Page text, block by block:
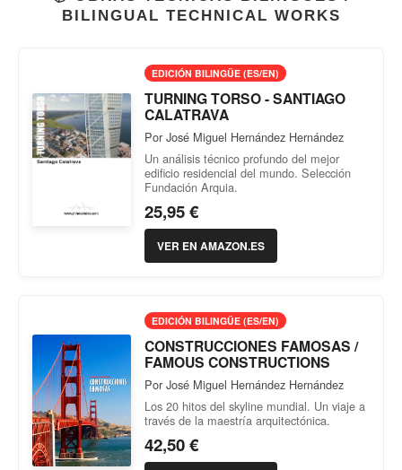
BILINGUAL TECHNICAL WORKS
EDICIÓN BILINGÜE (ES/EN)
TURNING TORSO - SANTIAGO
CALATRAVA
Por José Miguel Hernández Hernández
Un análisis técnico profundo del mejor
edificio residencial del mundo. Selección
Fundación Arquia.
25,95 €
VER EN AMAZON.ES
EDICIÓN BILINGÜE (ES/EN)
CONSTRUCCIONES FAMOSAS /
FAMOUS CONSTRUCTIONS
Por José Miguel Hernández Hernández
Los 20 hitos del skyline mundial. Un viaje a
través de la maestría arquitectónica.
42,50 €